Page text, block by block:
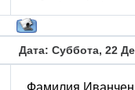
Дата: Суббота, 22
Фамилия